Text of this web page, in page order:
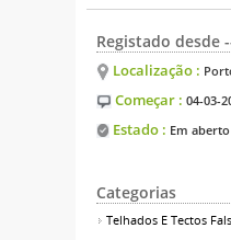
Registado desde
Localização :
Começar : 04-03-
Estado : Em aberto
Categorias
Telhados E Tectos